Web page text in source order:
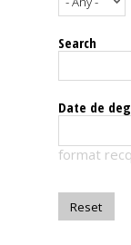
Tasting
reviews
The
magazine
Search
Date de
format